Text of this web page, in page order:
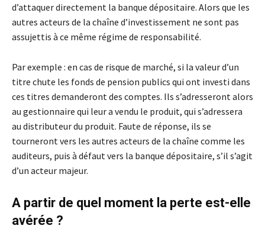
d’attaquer directement la banque dépositaire. Alors que les
autres acteurs de la chaîne d’investissement ne sont pas
assujettis à ce même régime de responsabilité.
Par exemple : en cas de risque de marché, si la valeur d’un
titre chute les fonds de pension publics qui ont investi dans
ces titres demanderont des comptes. Ils s’adresseront alors
au gestionnaire qui leur a vendu le produit, qui s’adressera
au distributeur du produit. Faute de réponse, ils se
tourneront vers les autres acteurs de la chaîne comme les
auditeurs, puis à défaut vers la banque dépositaire, s’il s’agit
d’un acteur majeur.
A partir de quel moment la perte est-elle
avérée ?